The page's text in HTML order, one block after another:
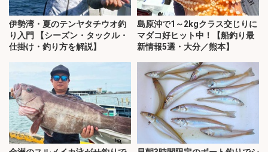
伊勢湾・夏のテンヤタチウオ釣
り入門 【シーズン・タックル・
仕掛け・釣り方を解説】
島原沖で1～2kgクラス交じりに
マダコ好ヒット中！【船釣り最
新情報5選・大分／熊本】